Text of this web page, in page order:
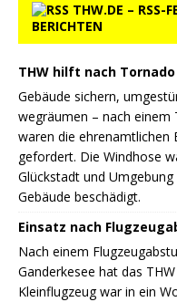
THW.DE – RSS-
BERICHTEN
THW hilft nach Tornado
Gebäude sichern,
wegräumen – nach einem
waren die ehrenamtlichen
gefordert. Die Windhose
Glückstadt und
Gebäude beschädigt.
Einsatz nach
Nach einem
Ganderkesee hat das
Kleinflugzeug war in ein